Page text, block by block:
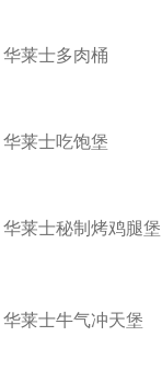
华莱士多肉桶
华莱士吃饱堡
华莱士秘制烤鸡腿堡
华莱士牛气冲天堡